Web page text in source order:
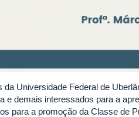
Universidade Federal de
e demais interessados para a
para a promoção da Classe de